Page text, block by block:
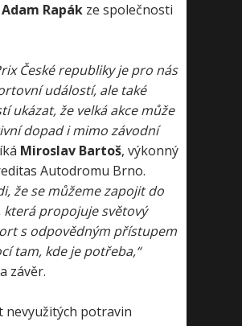
Adam Rapák ze společnosti
České republiky je pro nás
událostí, ale také
ukázat, že velká akce může
dopad i mimo závodní
Miroslav Bartoš, výkonný
Autodromu Brno.
že se můžeme zapojit do
která propojuje světový
s odpovědným přístupem
tam, kde je potřeba,“
závěr.
nevyužitých potravin